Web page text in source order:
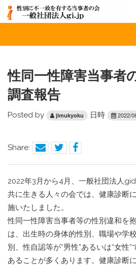
お知らせ
活動内容
性同一性障害当事者
調査報告
Posted by jimukyoku 日時 2022/
Share:
2022年3月から4月、一般社団法人
共に生きる人々の会では、健康診断
施いたしました。
性同一性障害当事者等の性別違和を
は、出生時の身体的性別、職場や学
別、性自認等が“男性”あるいは“女性
あることが多くあります。健康診断